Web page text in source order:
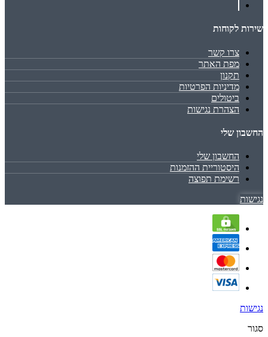
שירות לקוחות
צרו קשר
מפת האתר
תקנון
מדיניות הפרטיות
ביטולים
הצהרת נגישות
החשבון שלי
החשבון שלי
היסטוריית ההזמנות
רשימת תפוצה
נגישות
נגישות
סגור